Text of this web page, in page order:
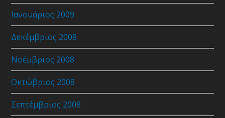
Ιανουάριος 2009
Δεκέμβριος 2008
Νοέμβριος 2008
Οκτώβριος 2008
Σεπτέμβριος 2008